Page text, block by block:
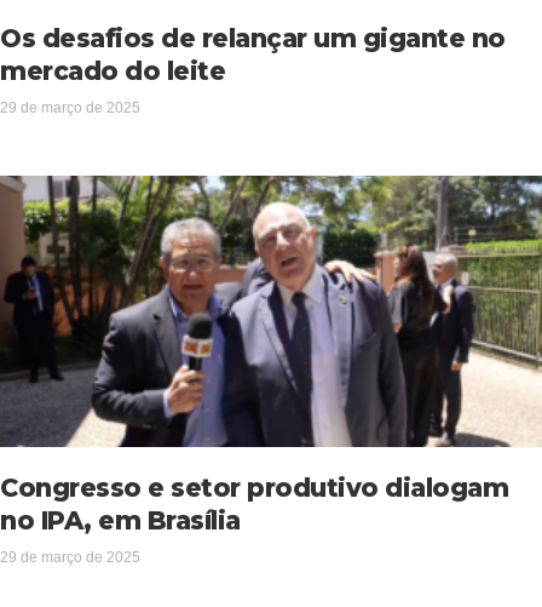
Os desafios de relançar um gigante no
mercado do leite
29 de março de 2025
Congresso e setor produtivo dialogam
no IPA, em Brasília
29 de março de 2025